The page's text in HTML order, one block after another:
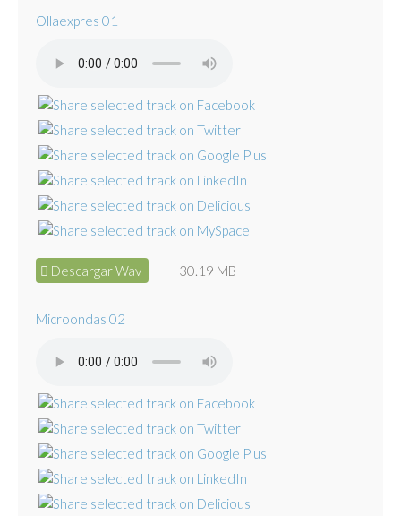
Ollaexpres 01
Descargar Wav 30.19 MB
Microondas 02